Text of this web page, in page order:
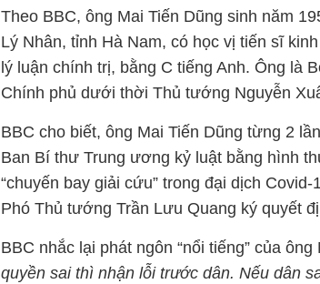
Theo BBC, ông Mai Tiến Dũng sinh năm
Lý Nhân, tỉnh Hà Nam, có học vị tiến sĩ
lý luận chính trị, bằng C tiếng Anh. Ông là
Chính phủ dưới thời Thủ tướng Nguyễn
BBC cho biết, ông Mai Tiến Dũng từng 2
Ban Bí thư Trung ương kỷ luật bằng hình
“chuyến bay giải cứu” trong đại dịch
Phó Thủ tướng Trần Lưu Quang ký quyết
BBC nhắc lại phát ngôn “nổi tiếng” của
quyền sai thì nhận lỗi trước dân. Nếu dân